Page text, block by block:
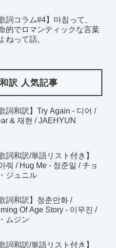
歌詞コラム#4】마침って、
的でロマンティックな言葉
ねって話。
訳 人気記事
歌詞和訳】Try Again - 디어 /
& 재현 / JAEHYUN
歌詞和訳/単語リスト付き】
줘 / Hug Me - 정준일 / チョ
ジュニル
歌詞和訳】청춘만화 /
Of Age Story - 이무진 /
ムジン
歌詞和訳/単語リスト付き】